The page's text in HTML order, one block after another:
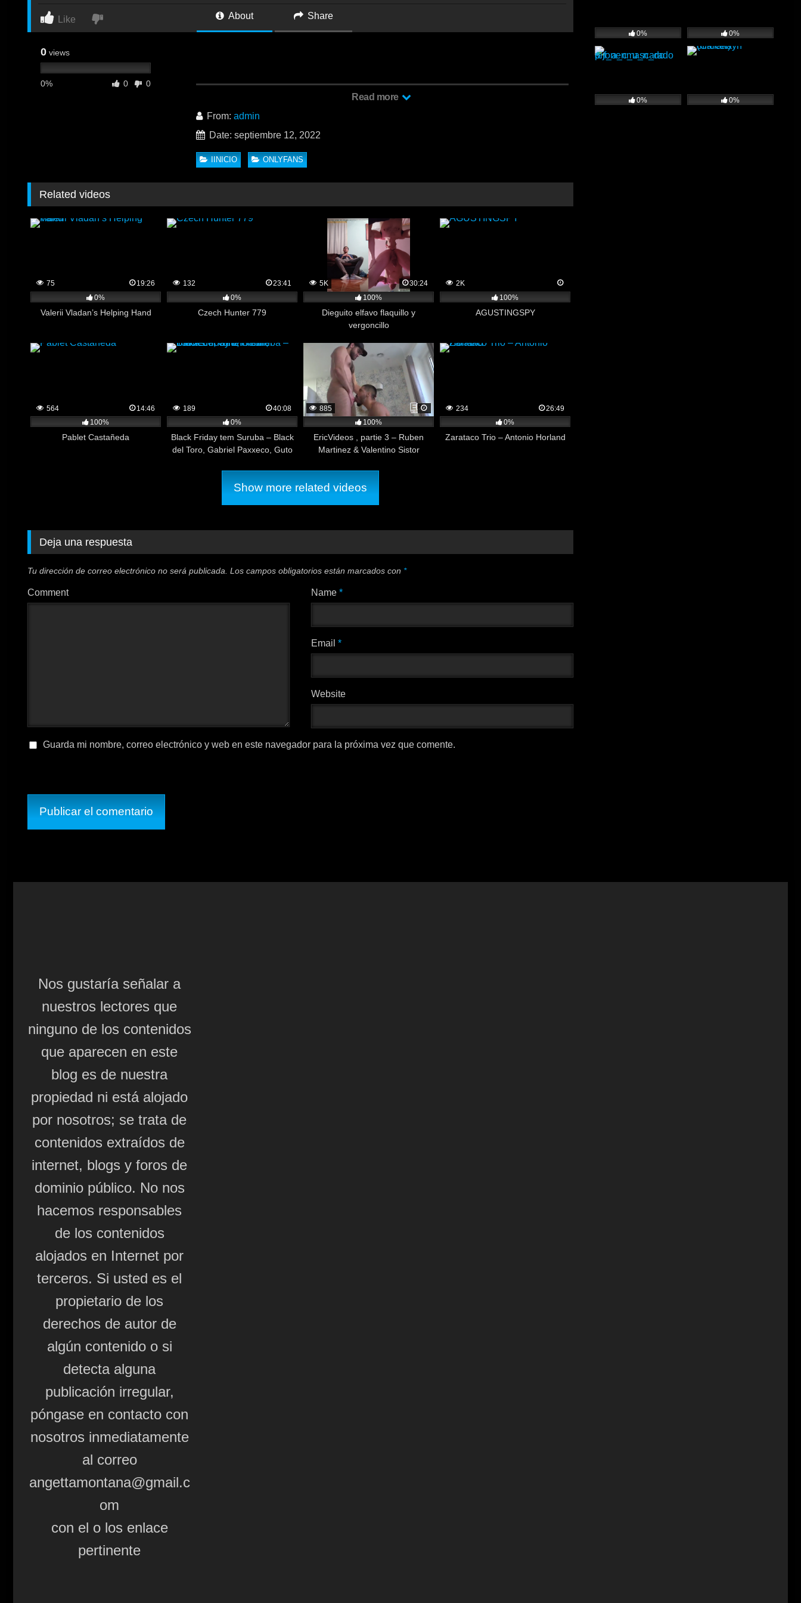
Like About Share
0 views
0% 0 0
Marcelo Debian, Carlos Maranhão & Jhon Ramos dos activos vergones le dan duro a un pasivo
bien tragón que aguanta muy bien estas vergotas
Read more
From: admin
Date: septiembre 12, 2022
IINICIO ONLYFANS
Related videos
75
19:26
0%
Valerii Vladan’s Helping Hand
132
23:41
0%
Czech Hunter 779
5K
30:24
100%
Dieguito elfavo flaquillo y
vergoncillo
2K
100%
AGUSTINGSPY
564
14:46
100%
Pablet Castañeda
189
40:08
0%
Black Friday tem Suruba – Black
del Toro, Gabriel Paxxeco, Guto
885
100%
EricVideos , partie 3 – Ruben
Martinez & Valentino Sistor
234
26:49
0%
Zarataco Trio – Antonio Horland
Show more related videos
Deja una respuesta
Tu dirección de correo electrónico no será publicada. Los campos obligatorios están marcados con *
Comment Name*
Email*
Website
Guarda mi nombre, correo electrónico y web en este navegador para la próxima vez que comente.
0% 0%
0% 0%
Nos gustaría señalar a
nuestros lectores que
ninguno de los contenidos
que aparecen en este
blog es de nuestra
propiedad ni está alojado
por nosotros; se trata de
contenidos extraídos de
internet, blogs y foros de
dominio público. No nos
hacemos responsables
de los contenidos
alojados en Internet por
terceros. Si usted es el
propietario de los
derechos de autor de
algún contenido o si
detecta alguna
publicación irregular,
póngase en contacto con
nosotros inmediatamente
al correo
angettamontana@gmail.c
om
con el o los enlace
pertinente